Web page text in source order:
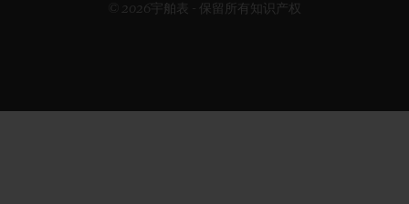
© 2026宇舶表 - 保留所有知识产权